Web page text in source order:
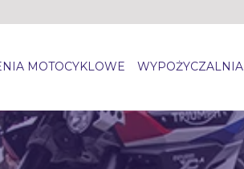
MOTOCYKLOWE WYPOŻYCZALNIA